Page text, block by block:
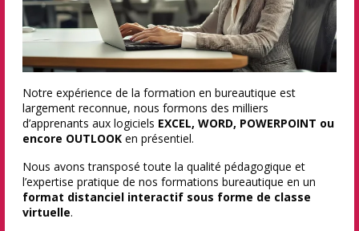
Notre expérience de la formation en bureautique est
largement reconnue, nous formons des milliers
d’apprenants aux logiciels EXCEL, WORD, POWERPOINT ou
encore OUTLOOK en présentiel.
Nous avons transposé toute la qualité pédagogique et
l’expertise pratique de nos formations bureautique en un
format distanciel interactif sous forme de classe
virtuelle.